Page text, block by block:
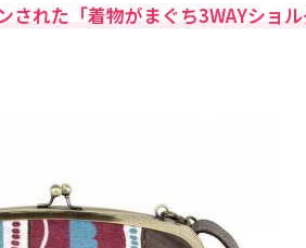
された「着物がまぐち3WAYショ